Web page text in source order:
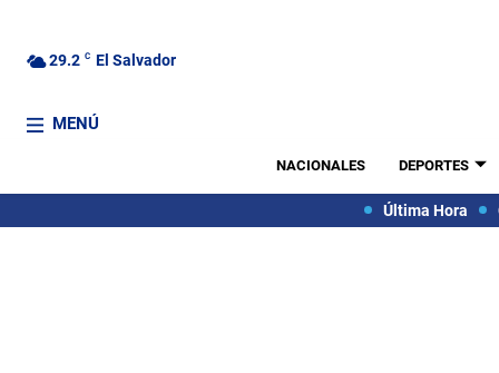
29.2 C El Salvador
MENÚ
NACIONALES DEPORTES
Última Hora